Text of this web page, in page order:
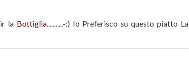
la Bottiglia...........-:) Io Preferisco su questo piatto La